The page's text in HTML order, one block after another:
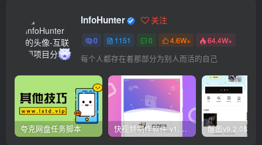
InfoHunter 关注
0 1151 0 4.6W+ 64.4W+
每个人都存在着那部分为别人而活的自己
夸克网盘任务脚本 快视频制作软件 v1.1.1安卓版